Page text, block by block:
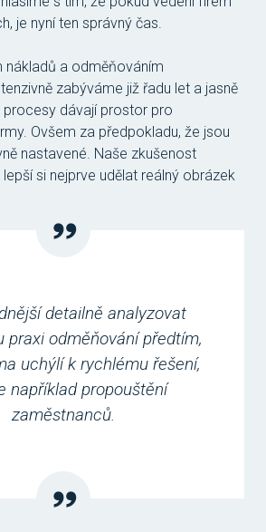
je nyní ten správný čas.
nákladů a odměňováním
zabýváme již řadu let a jasně
procesy dávají prostor pro
Ovšem za předpokladu, že jsou
nastavené. Naše zkušenost
si nejprve udělat reálný obrázek
detailně analyzovat
praxi odměňování předtím,
uchýlí k rychlému řešení,
například propouštění
zaměstnanců.